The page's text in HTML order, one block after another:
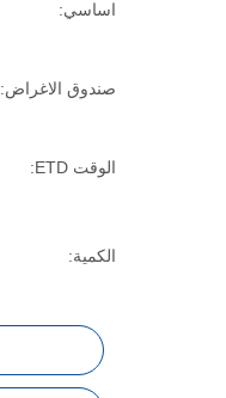
اساسي:
صندوق الاغراض:
الوقت ETD:
الكمية: